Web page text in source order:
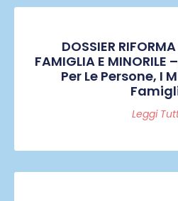
DOSSIER
FAMIGLIA E
Per Le Persone, I
Leggi